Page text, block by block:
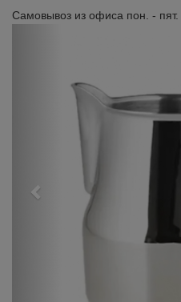
Самовывоз из офиса пон. -